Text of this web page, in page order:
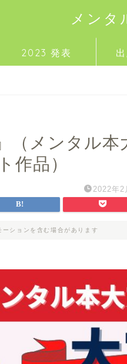
メンタ
2023 発表
（メンタル本
作品）
2022年2
ーションを含む場合があります